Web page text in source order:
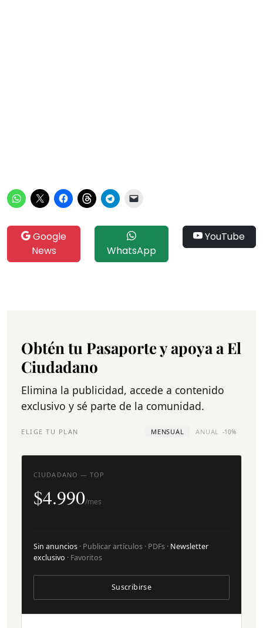
Google
News
WhatsApp
YouTube
Obtén tu Pasaporte y apoya a El
Ciudadano
Elimina la publicidad, accede a contenido
exclusivo y sé parte de la comunidad.
ELIGE TU PLAN MENSUAL ANUAL -10%
CIUDADANO — TOP
$4.990/mes
Sin anuncios · Publicar artículos · PDFs · Newsletter
exclusivo · Favoritos
Suscribirse